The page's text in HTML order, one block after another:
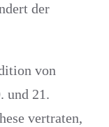
der
von
und 21.
vertraten,